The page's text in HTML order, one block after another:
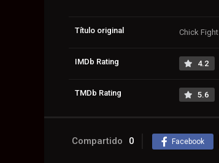
Título original Chick Fight
IMDb Rating 4.2
TMDb Rating 5.6
Compartido 0 Facebook